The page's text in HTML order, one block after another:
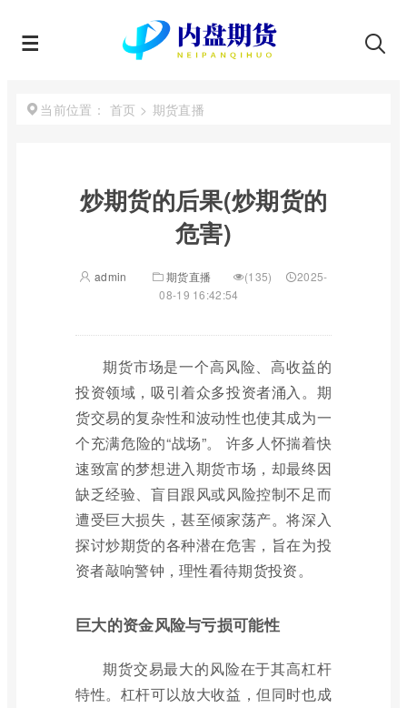
当前位置： 首页 > 期货直播
炒期货的后果(炒期货的
危害)
admin 期货直播 (135)
2025-
08-19 16:42:54
期货市场是一个高风险、高收益的
投资领域，吸引着众多投资者涌入。期
货交易的复杂性和波动性也使其成为一
个充满危险的“战场”。 许多人怀揣着快
速致富的梦想进入期货市场，却最终因
缺乏经验、盲目跟风或风险控制不足而
遭受巨大损失，甚至倾家荡产。将深入
探讨炒期货的各种潜在危害，旨在为投
资者敲响警钟，理性看待期货投资。
巨大的资金风险与亏损可能性
期货交易最大的风险在于其高杠杆
特性。杠杆可以放大收益，但同时也成